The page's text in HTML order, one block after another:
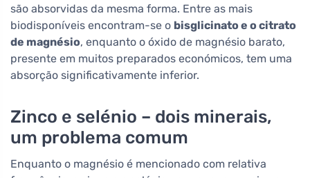
são absorvidas da mesma forma. Entre as mais
biodisponíveis encontram-se o bisglicinato e o citrato
de magnésio, enquanto o óxido de magnésio barato,
presente em muitos preparados económicos, tem uma
absorção significativamente inferior.
Zinco e selénio – dois minerais,
um problema comum
Enquanto o magnésio é mencionado com relativa